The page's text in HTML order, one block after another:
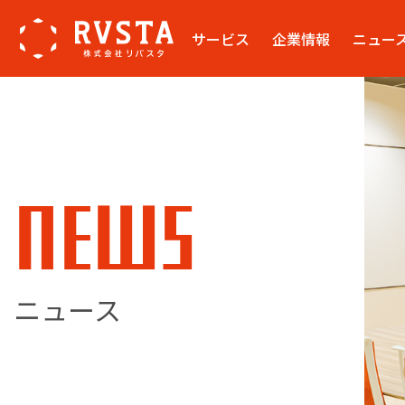
サービス 企業情報 ニュー
NEWS
ニュース